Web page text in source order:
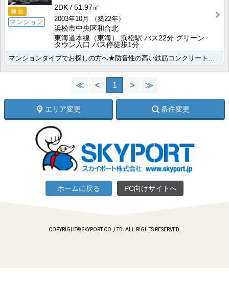
新着
マンション
2DK
51.97㎡
2003年10月
（築22年）
浜松市中央区和合北
東海道本線（東海） 浜松駅 バス22分 グリーン
タウン入口 バス停徒歩1分
マンションタイプでお探しの方へ★防音性の高い鉄筋コンクリート造で音が気になる方にもオススメ！入居した･･･
≪ < 1 > ≫
エリア変更 条件変更
ホームに戻る PC向けサイトへ
COPYRIGHT© SKYPORT CO.,LTD. ALL RIGHTS RESERVED.